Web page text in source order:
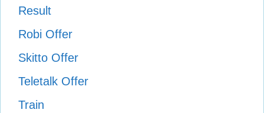
Result
Robi Offer
Skitto Offer
Teletalk Offer
Train